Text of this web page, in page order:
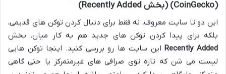
(CoinGecko) (بخش
Recently Added
)
این دو تا سایت معروف، نه فقط برای دنبال کردن توکن های قدیمی،
بلکه برای پیدا کردن توکن های جدید هم به کار میان. بخش
Recently Addedاین سایت ها رو بررسی کنید. اینجا توکن هایی
لیست می شن که تازه توی صرافی های غیرمتمرکز یا حتی گاهی